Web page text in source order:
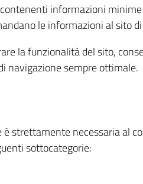
informazioni
le informazioni al sito
la funzionalità del sito,
navigazione sempre ottimale.
è strettamente necessaria al
sottocategorie: